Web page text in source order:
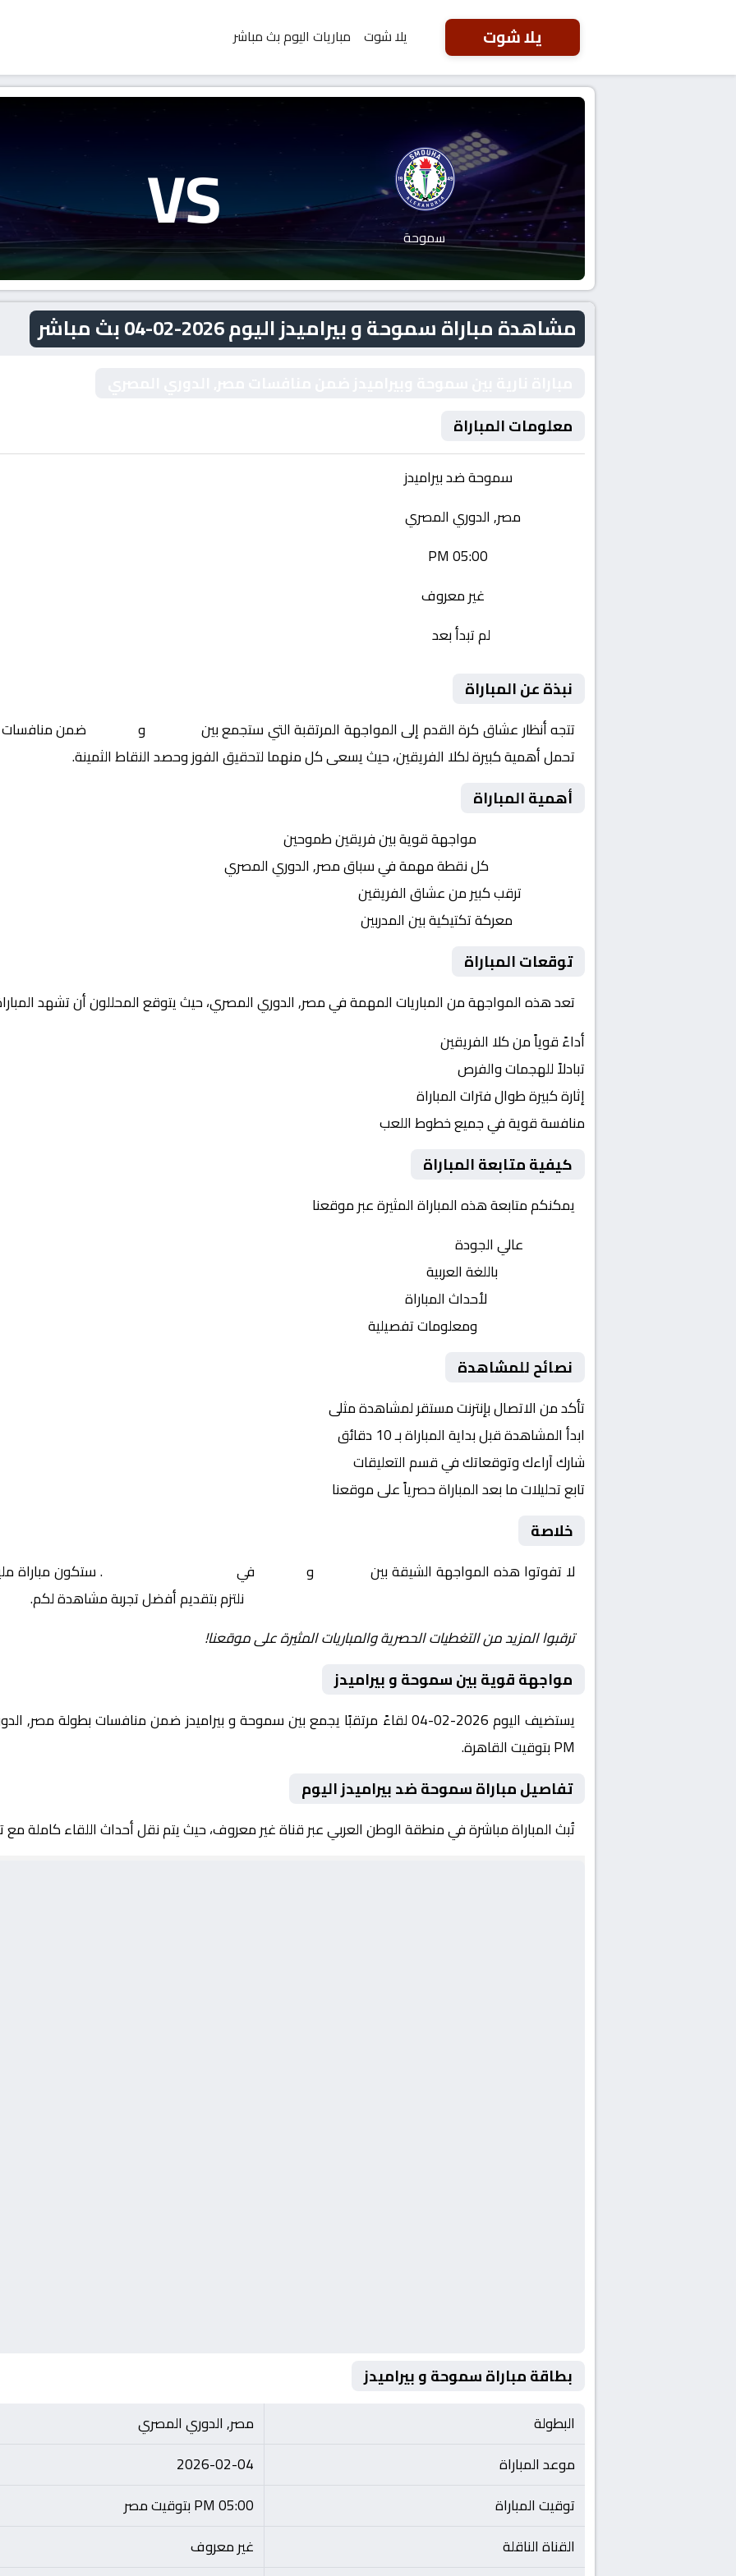
يلا شوت يلا شوت مباريات اليوم بث مباشر
سموحة VS
مشاهدة مباراة سموحة و بيراميدز اليوم 2026-02-04 بث مباشر
معلومات المباراة
سموحة ضد بيراميدز
مصر, الدوري المصري
غير معروف
لم تبدأ بعد
نبذة عن المباراة
تتجه أنظار عشاق كرة القدم إلى المواجهة المرتقبة التي ستجمع بين و
ضمن
تحمل أهمية كبيرة لكلا الفريقين، حيث يسعى كل منهما لتحقيق الفوز وحصد النقاط الثمينة.
أهمية المباراة
مواجهة قوية بين فريقين طموحين
كل نقطة مهمة في سباق مصر, الدوري المصري
ترقب كبير من عشاق الفريقين
معركة تكتيكية بين المدربين
توقعات المباراة
تعد هذه المواجهة من المباريات المهمة في مصر, الدوري المصري، حيث يتوقع المحللون أن تشهد
أداءً قوياً من كلا الفريقين
تبادلاً للهجمات والفرص
إثارة كبيرة طوال فترات المباراة
منافسة قوية في جميع خطوط اللعب
كيفية متابعة المباراة
يمكنكم متابعة هذه المباراة المثيرة عبر موقعنا
عالي الجودة
باللغة العربية
لأحداث المباراة
ومعلومات تفصيلية
نصائح للمشاهدة
تأكد من الاتصال بإنترنت مستقر لمشاهدة مثلى
ابدأ المشاهدة قبل بداية المباراة بـ 10 دقائق
شارك آراءك وتوقعاتك في قسم التعليقات
تابع تحليلات ما بعد المباراة حصرياً على موقعنا
خلاصة
لا تفوتوا هذه المواجهة الشيقة بين و في
. ستكون مباراة
نلتزم بتقديم أفضل تجربة مشاهدة لكم.
ترقبوا المزيد من التغطيات الحصرية والمباريات المثيرة على موقعنا!
مواجهة قوية بين سموحة و بيراميدز
PM بتوقيت القاهرة.
تفاصيل مباراة سموحة ضد بيراميدز اليوم
تُبث المباراة مباشرة في منطقة الوطن العربي عبر قناة غير معروف، حيث يتم نقل أحداث اللقاء كاملة
بطاقة مباراة سموحة و بيراميدز
البطولة
مصر, الدوري المصري
موعد المباراة
2026-02-04
توقيت المباراة
05:00 PM بتوقيت مصر
القناة الناقلة
غير معروف